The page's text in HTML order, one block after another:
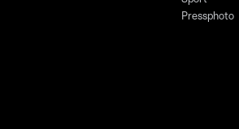
Pressphoto